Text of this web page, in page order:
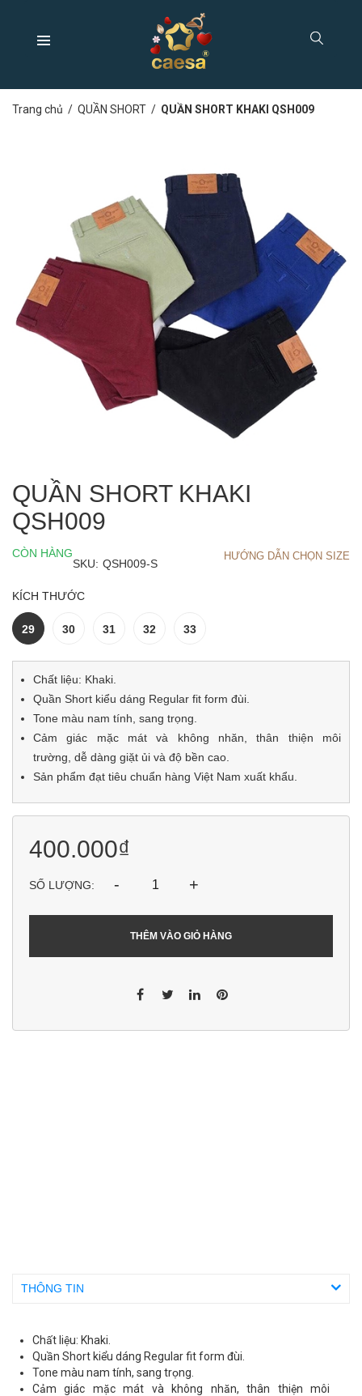
Trang chủ / QUẦN SHORT / QUẦN SHORT KHAKI QSH009
QUẦN SHORT KHAKI
QSH009
CÒN HÀNG HƯỚNG DẪN CHỌN SIZE
SKU: QSH009-S
KÍCH THƯỚC
29 30 31 32 33
Chất liệu: Khaki.
Quần Short kiểu dáng Regular fit form đùi.
Tone màu nam tính, sang trọng.
Cảm giác mặc mát và không nhăn, thân thiện môi
trường, dễ dàng giặt ủi và độ bền cao.
Sản phẩm đạt tiêu chuẩn hàng Việt Nam xuất khẩu.
400.000₫
SỐ LƯỢNG: - +
THÊM VÀO GIỎ HÀNG
THÔNG TIN
Chất liệu: Khaki.
Quần Short kiểu dáng Regular fit form đùi.
Tone màu nam tính, sang trọng.
Cảm giác mặc mát và không nhăn, thân thiện môi